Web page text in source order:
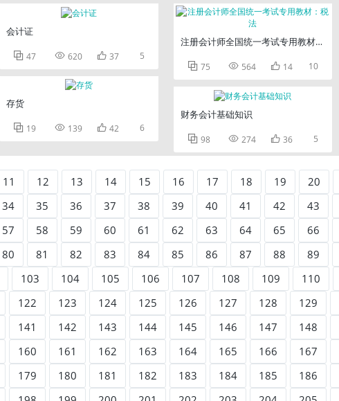
会计证
 47  620  37 5
存货
 19  139  42 6
注册会计师全国统一考试专用教材：税法
 75  564  14 10
财务会计基础知识
 98  274  36 5
11 12 13 14 15 16 17 18 19 20
34 35 36 37 38 39 40 41 42 43
57 58 59 60 61 62 63 64 65 66
80 81 82 83 84 85 86 87 88 89
103 104 105 106 107 108 109 110
122 123 124 125 126 127 128 129
141 142 143 144 145 146 147 148
160 161 162 163 164 165 166 167
179 180 181 182 183 184 185 186